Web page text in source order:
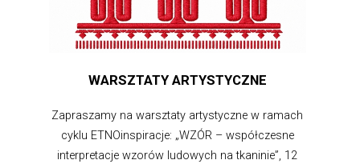
WARSZTATY ARTYSTYCZNE
Zapraszamy na warsztaty artystyczne w ramach
cyklu ETNOinspiracje: „WZÓR – współczesne
interpretacje wzorów ludowych na tkaninie”, 12